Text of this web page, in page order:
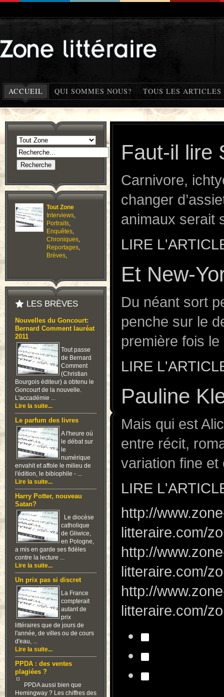
ACCUEIL QUI SOMMES NOUS? TOUS LES ARTICLES
Tout Zone
Interviews,
Portraits,
Enquêtes,
Chroniques,
Reportages,
Brèves,
LES BRÈVES
Nouvelles du Goncourt:
Bernard Comment lauréat
2011
Tout passe
de Bernard
Comment
(Christian
Bourgois éditeur) a obtenu le
Goncourt de la nouvelle.
L'accadémie ...
Lire la suite...
Le parfum des livres
A l'heure où
le débat sur
le
numérique
envahit et affole le milieu de
l'édition, le bibiophile - ...
Lire la suite...
Harry Potter, nouveau
Satan?
Le diocèse
catholique
de Gliwice,
en Pologne,
a mis en garde ses fidèles
contre la lecture ...
Lire la suite...
Un prix pas si discret
La France
compterait
autant de
prix
littéraires que de jours de
l'année, de villes ou de cours
d'eau, ...
Lire la suite...
PPDA : des ventes
plagiées ?
PPDA aussi bien que
Hemingway ? Les chiffres des
Faut-il lire
Carnivore,
changer
animaux serait
LIRE
Et New-
Du néant sort
penche sur le
première fois
LIRE
Pauline
Mais qui est
entre récit,
variation fine et
LIRE
http://
litteraire.com/
http://
litteraire.com/
http://
litteraire.com/